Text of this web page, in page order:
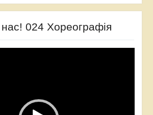
024 Хореографія